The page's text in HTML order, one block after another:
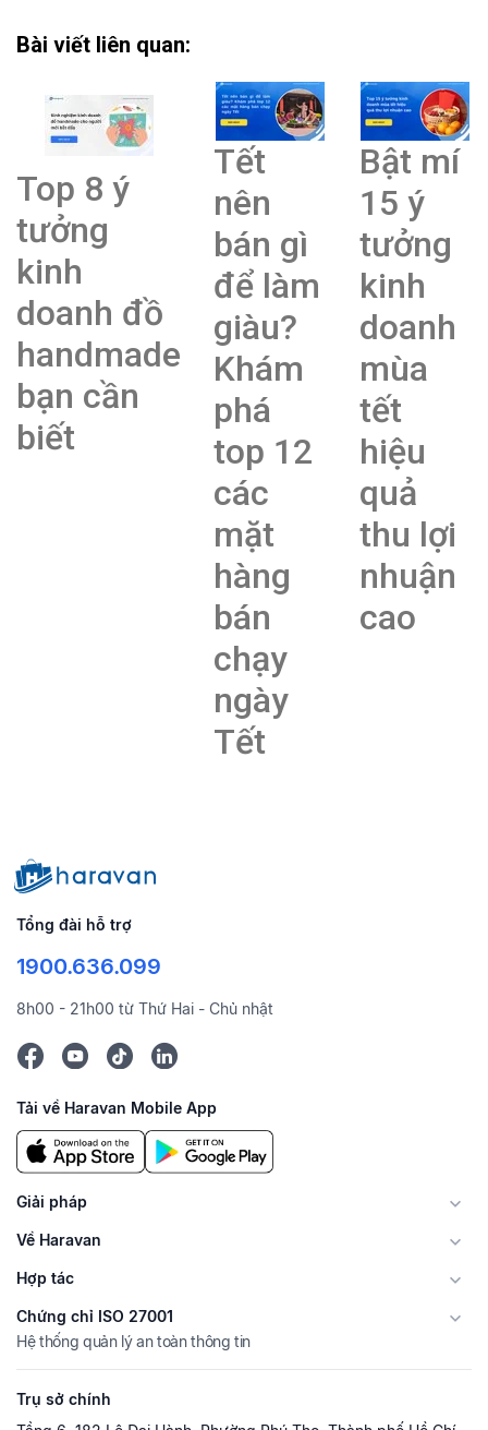
Bài viết liên quan:
Top 8 ý
tưởng
kinh
doanh đồ
handmade
bạn cần
biết
Tết
nên
bán gì
để làm
giàu?
Khám
phá
top 12
các
mặt
hàng
bán
chạy
ngày
Tết
Bật mí
15 ý
tưởng
kinh
doanh
mùa
tết
hiệu
quả
thu lợi
nhuận
cao
Tổng đài hỗ trợ
1900.636.099
8h00 - 21h00 từ Thứ Hai - Chủ nhật
Tải về Haravan Mobile App
Giải pháp
Về Haravan
Hợp tác
Chứng chỉ ISO 27001
Hệ thống quản lý an toàn thông tin
Trụ sở chính